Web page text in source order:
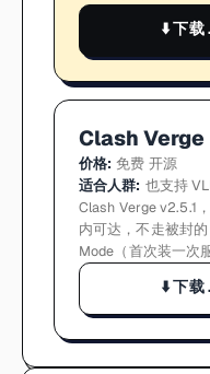
⬇️下载
Clash Verge
价格: 免费 开源
适合人群: 也支持
Clash Verge v2.5.1
内可达，不走被封
Mode（首次装一次
⬇️下载